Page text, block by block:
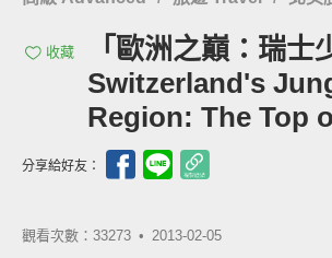
收藏
「歐洲之巔：瑞士
Switzerland's
Region: The Top
分享給好友：
觀看次數：33273 • 2013-02-05